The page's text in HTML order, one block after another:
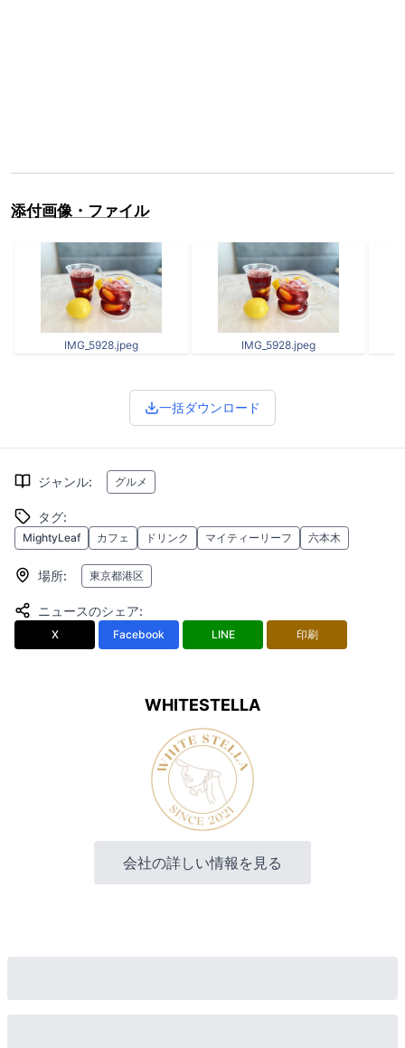
添付画像・ファイル
IMG_5928.jpeg IMG_5928.jpeg
一括ダウンロード
ジャンル: グルメ
タグ:
MightyLeaf カフェ ドリンク マイティーリーフ 六本木
場所: 東京都港区
ニュースのシェア:
X Facebook LINE 印刷
WHITESTELLA
会社の詳しい情報を見る